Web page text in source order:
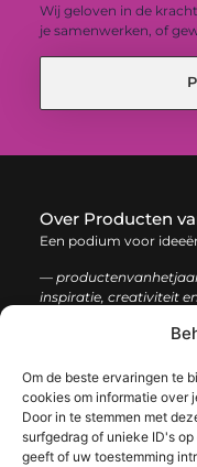
Om de beste ervaringen te
cookies om informatie over
Door in te stemmen met
surfgedrag of unieke ID's
geeft of uw toestemming
Wij geloven in de
je samenwerken, of
Over Producten
Een podium voor
—
inspiratie, creativiteit
Onze
informatie
Bericht